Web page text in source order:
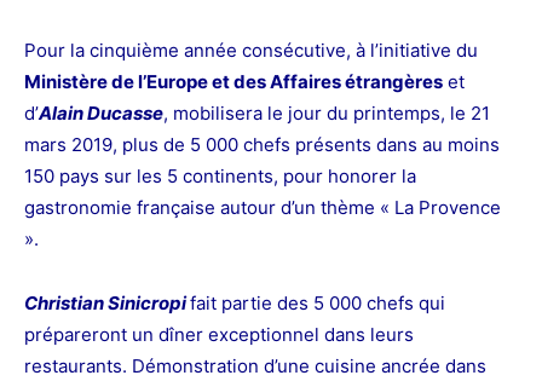
Pour la cinquième année consécutive, à l’initiative du
Ministère de l’Europe et des Affairesétrangères et
d’Alain Ducasse, mobilisera le jour du printemps, le 21
mars 2019, plus de 5 000 chefs présents dans au moins
150 pays sur les 5 continents, pour honorer la
gastronomie française autour d’un thème « La Provence
».
Christian Sinicropifait partie des 5 000 chefs qui
prépareront un dîner exceptionnel dans leurs
restaurants. Démonstration d’une cuisine ancrée dans